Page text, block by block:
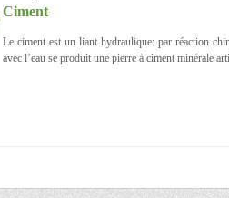
Ciment
Le ciment est un liant hydraulique: par réaction
avec l’eau se produit une pierre à ciment minérale